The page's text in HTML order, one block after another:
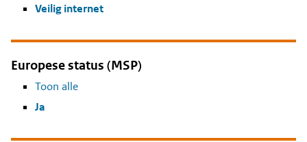
Veilig internet
Europese status (MSP)
Toon alle
Ja